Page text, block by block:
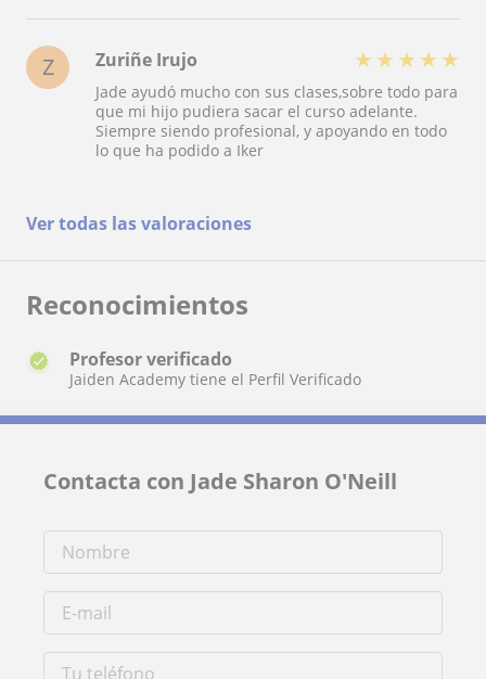
Z Zuriñe Irujo ★ ★ ★ ★ ★
Jade ayudó mucho con sus clases,sobre todo para
que mi hijo pudiera sacar el curso adelante.
Siempre siendo profesional, y apoyando en todo
lo que ha podido a Iker
Ver todas las valoraciones
Reconocimientos
Profesor verificado
Jaiden Academy tiene el Perfil Verificado
Contacta con Jade Sharon O'Neill